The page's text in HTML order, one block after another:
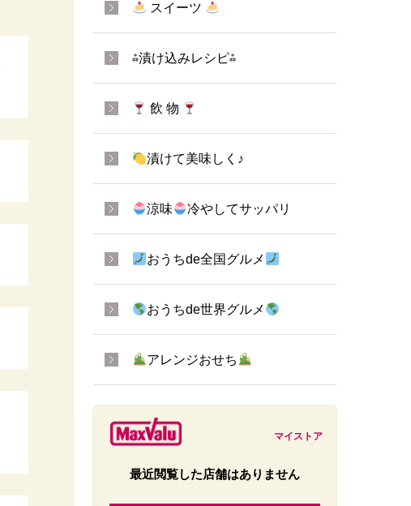
スイーツ
⁂漬け込みレシピ⁂
飲 物
漬けて美味しく♪
涼味 冷やしてサッパリ
おうちde全国グルメ
おうちde世界グルメ
アレンジおせち
マイストア
最近閲覧した店舗はありません